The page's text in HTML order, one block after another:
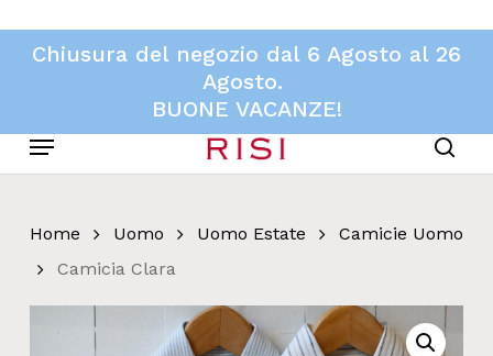
main
Chiusura del negozio dal 6 Agosto al 26
Agosto.
BUONE VACANZE!
Menu
Home Uomo Uomo Estate
Camicie Uomo
Camicia Clara